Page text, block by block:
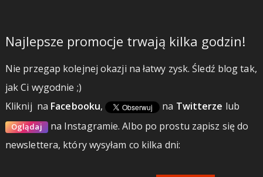
Najlepsze promocje trwają kilka godzin!
Nie przegap kolejnej okazji na łatwy zysk. Śledź blog tak,
jak Ci wygodnie ;)
Kliknij na Facebooku, na Twitterze lub
Oglądaj na Instagramie.Albo po prostu zapisz się do
newslettera, który wysyłam co kilka dni: